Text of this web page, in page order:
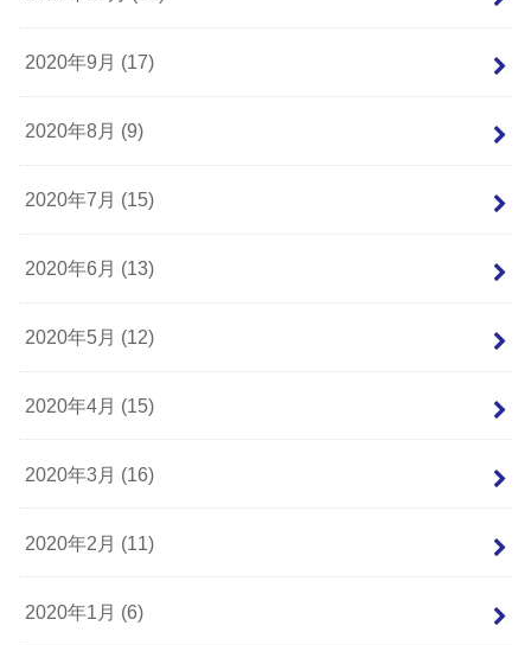
2020年9月 (17)
2020年8月 (9)
2020年7月 (15)
2020年6月 (13)
2020年5月 (12)
2020年4月 (15)
2020年3月 (16)
2020年2月 (11)
2020年1月 (6)